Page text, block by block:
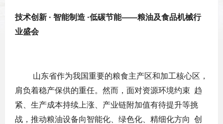
技术创新 · 智能制造 ·低碳节能——粮油及食品机械行
业盛会
山东省作为我国重要的粮食主产区和加工核心区，
肩负着稳产保供的重任。然而，面对资源环境约束 趋
紧、生产成本持续上涨、产业链附加值有待提升等挑
战，推动粮油设备向智能化、绿色化、精细化方向 创